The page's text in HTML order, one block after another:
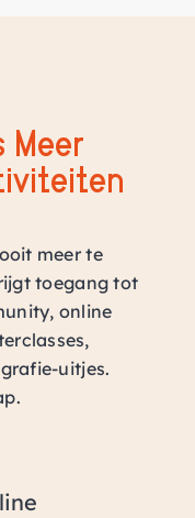
Meer
meer te
toegang tot
online
uitjes.